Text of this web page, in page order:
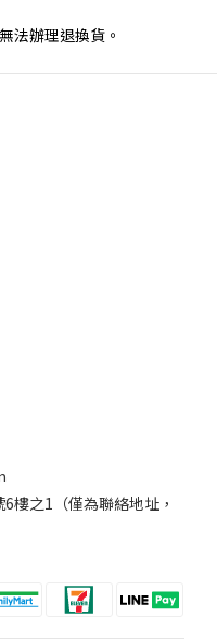
法辦理退換貨。
樓之1（僅為聯絡地址，